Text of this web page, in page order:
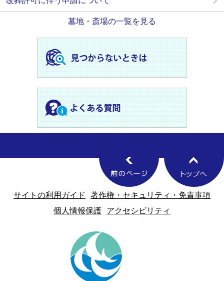
墓地・斎場の一覧を見る
サイトの利用ガイド
著作権・セキュリティ・免責事項
個人情報保護
アクセシビリティ